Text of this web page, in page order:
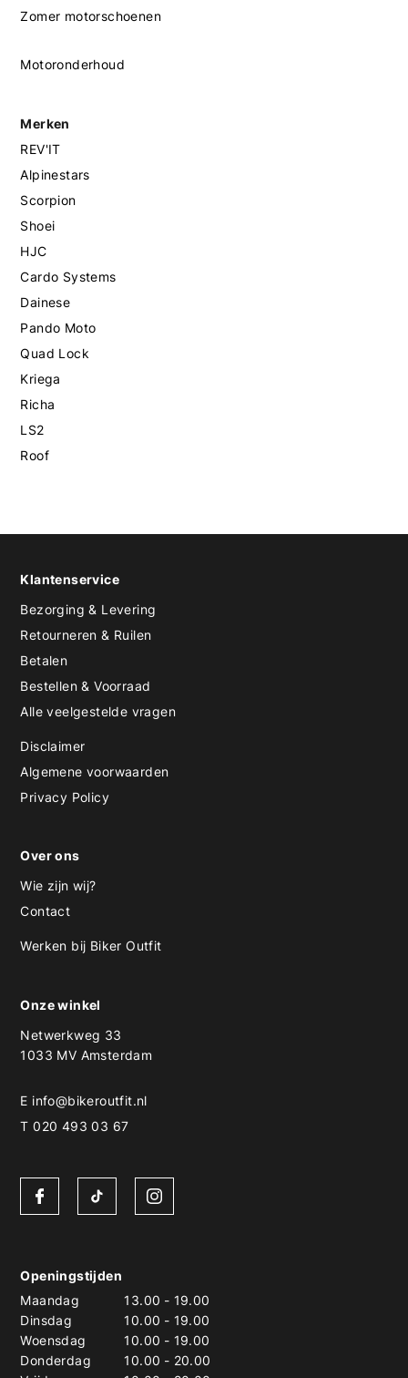
Zomer motorschoenen
Motoronderhoud
Merken
REV'IT
Alpinestars
Scorpion
Shoei
HJC
Cardo Systems
Dainese
Pando Moto
Quad Lock
Kriega
Richa
LS2
Roof
Klantenservice
Bezorging & Levering
Retourneren & Ruilen
Betalen
Bestellen & Voorraad
Alle veelgestelde vragen
Disclaimer
Algemene voorwaarden
Privacy Policy
Over ons
Wie zijn wij?
Contact
Werken bij Biker Outfit
Onze winkel
Netwerkweg 33
1033 MV Amsterdam
E info@bikeroutfit.nl
T 020 493 03 67
Openingstijden
Maandag
13.00 - 19.00
Dinsdag
10.00 - 19.00
Woensdag
10.00 - 19.00
Donderdag
10.00 - 20.00